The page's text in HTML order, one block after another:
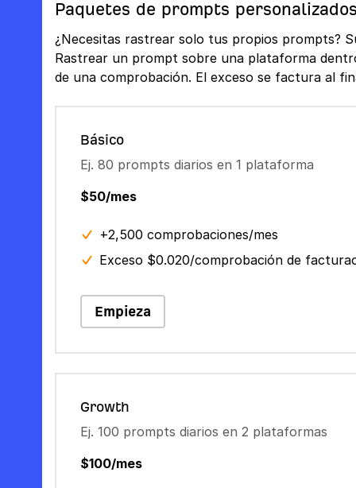
Paquetes de prompts
¿Necesitas rastrear solo tus propios prompts?
Rastrear un prompt sobre una plataforma
de una comprobación. El exceso se factura al
Básico
Ej. 80 prompts diarios en 1 plataforma
$50/mes
+2,500 comprobaciones/mes
Exceso $0.020/comprobación de
Empieza
Growth
Ej. 100 prompts diarios en 2 plataformas
$100/mes